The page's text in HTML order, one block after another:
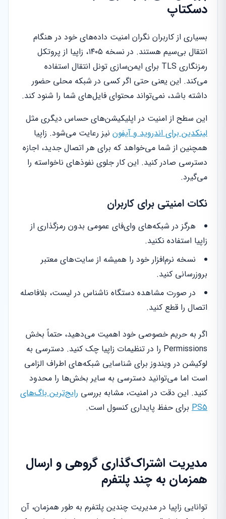
دسکتاپ
بسیاری از کاربران نگران امنیت داده‌های خود در هنگام
انتقال بی‌سیم هستند. در نسخه ۱۴۰۵، زاپیا از پروتکل
رمزنگاری TLS برای ایمن‌سازی تونل انتقال استفاده
می‌کند. این یعنی حتی اگر کسی در شبکه محلی حضور
داشته باشد، نمی‌تواند محتوای فایل‌های شما را شنود کند.
این سطح از امنیت در اپلیکیشن‌های حساس دیگری مثل
لینکدین برای اندروید و آیفون نیز رعایت می‌شود. زاپیا
همچنین از شما می‌خواهد که برای هر اتصال جدید، اجازه
دسترسی صادر کنید. این کار جلوی نفوذهای ناخواسته را
می‌گیرد.
نکات امنیتی برای کاربران
هرگز در شبکه‌های وای‌فای عمومی بدون رمزگذاری از
زاپیا استفاده نکنید.
نسخه نرم‌افزار خود را همیشه از سایت‌های معتبر
بروزرسانی کنید.
در صورت مشاهده دستگاه ناشناس در لیست، بلافاصله
اتصال را قطع کنید.
اگر به حریم خصوصی خود اهمیت می‌دهید، حتماً بخش
Permissions را در تنظیمات زاپیا چک کنید. دسترسی به
لوکیشن در ویندوز برای شناسایی شبکه‌های اطراف الزامی
است اما می‌توانید دسترسی به سایر بخش‌ها را محدود
کنید. این دقت در امنیت، مشابه بررسی رایج‌ترین باگ‌های
PS5 برای حفظ پایداری کنسول است.
مدیریت اشتراک‌گذاری گروهی و ارسال
همزمان به چند پلتفرم
توانایی زاپیا در مدیریت چندین پلتفرم به طور همزمان، آن